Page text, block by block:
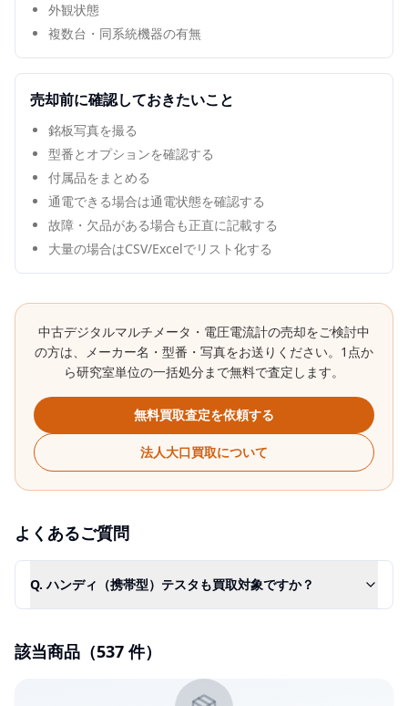
外観状態
複数台・同系統機器の有無
売却前に確認しておきたいこと
銘板写真を撮る
型番とオプションを確認する
付属品をまとめる
通電できる場合は通電状態を確認する
故障・欠品がある場合も正直に記載する
大量の場合はCSV/Excelでリスト化する
中古デジタルマルチメータ・電圧電流計の売却をご検討中
の方は、メーカー名・型番・写真をお送りください。1点か
ら研究室単位の一括処分まで無料で査定します。
無料買取査定を依頼する
法人大口買取について
よくあるご質問
Q.ハンディ（携帯型）テスタも買取対象ですか？
該当商品（537 件）